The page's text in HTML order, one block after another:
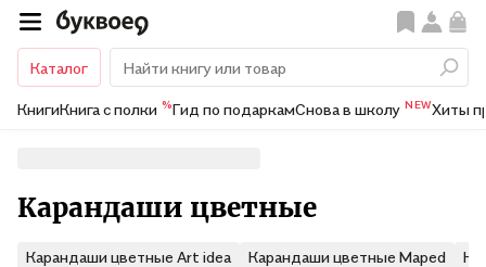
Каталог
КнигиКнига с полки %Гид по подаркамСнова в школу NEWХиты
Карандаши цветные
Карандаши цветные Art idea Карандаши цветные Maped